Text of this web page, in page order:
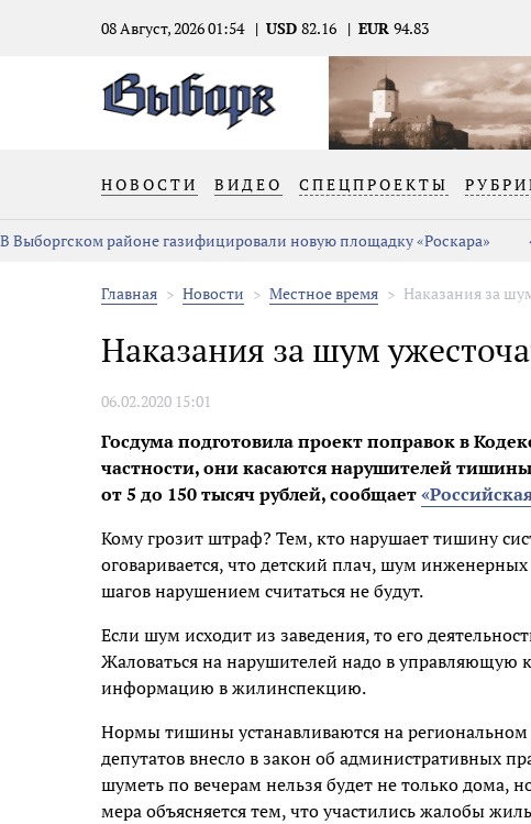
08 Август, 2026 01:54 USD 82.16 EUR 94.83
НОВОСТИ ВИДЕО СПЕЦПРОЕКТЫ
В Выборгском районе газифицировали новую площадку «Роскара»
Главная Новости Местное время Наказания за
Наказания за шум
06.02.2020 15:01
Госдума подготовила проект поправок в
частности, они касаются нарушителей
от 5 до 150 тысяч рублей, сообщает
Кому грозит штраф? Тем, кто нарушает тишину
оговаривается, что детский плач, шум
шагов нарушением считаться не будут.
Если шум исходит из заведения, то его
Жаловаться на нарушителей надо в управляющую
информацию в жилинспекцию.
Нормы тишины устанавливаются на региональном
депутатов внесло в закон об административных
шуметь по вечерам нельзя будет не только дома,
мера объясняется тем, что участились жалобы